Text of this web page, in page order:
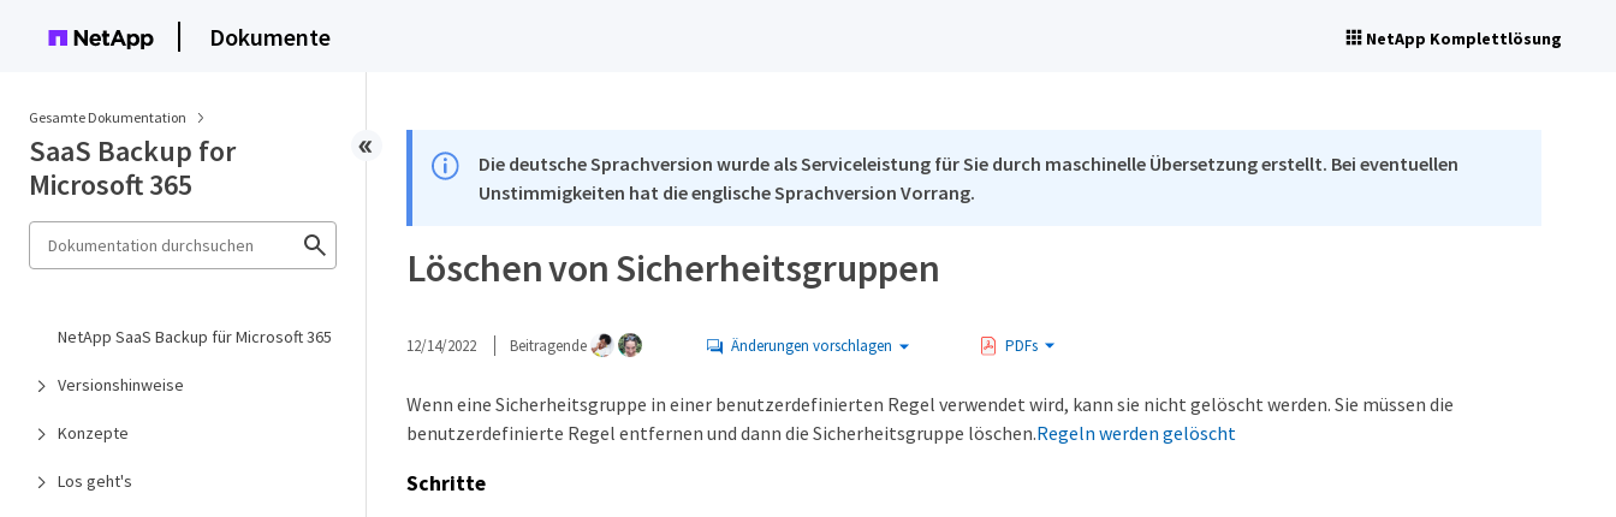
Dokumente NetApp Komplettlösung
Gesamte Dokumentation
SaaS Backup for
Microsoft 365
NetApp SaaS Backup für Microsoft 365
Versionshinweise
Konzepte
Los geht's
Die deutsche Sprachversion wurde als Serviceleistung für Sie durch maschinelle Übersetzung erstellt. Bei eventuellen
Unstimmigkeiten hat die englische Sprachversion Vorrang.
Löschen von Sicherheitsgruppen
12/14/2022 Beitragende Änderungen vorschlagen PDFs
Wenn eine Sicherheitsgruppe in einer benutzerdefinierten Regel verwendet wird, kann sie nicht gelöscht werden. Sie müssen die
benutzerdefinierte Regel entfernen und dann die Sicherheitsgruppe löschen.Regeln werden gelöscht
Schritte